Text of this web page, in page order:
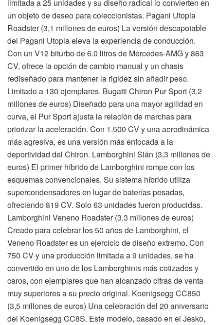
limitada a 25 unidades y su diseño radical lo convierten en
un objeto de deseo para coleccionistas. Pagani Utopia
Roadster (3,1 millones de euros) La versión descapotable
del Pagani Utopia eleva la experiencia de conducción.
Con un V12 biturbo de 6.0 litros de Mercedes-AMG y 863
CV, ofrece la opción de cambio manual y un chasis
rediseñado para mantener la rigidez sin añadir peso.
Limitado a 130 ejemplares. Bugatti Chiron Pur Sport (3,2
millones de euros) Diseñado para una mayor agilidad en
curva, el Pur Sport ajusta la relación de marchas para
priorizar la aceleración. Con 1.500 CV y una aerodinámica
más agresiva, es una versión más enfocada a la
deportividad del Chiron. Lamborghini Sián (3,3 millones de
euros) El primer híbrido de Lamborghini rompe con los
esquemas convencionales. Su sistema híbrido utiliza
supercondensadores en lugar de baterías pesadas,
ofreciendo 819 CV. Solo 63 unidades fueron producidas.
Lamborghini Veneno Roadster (3,3 millones de euros)
Creado para celebrar los 50 años de Lamborghini, el
Veneno Roadster es un ejercicio de diseño extremo. Con
750 CV y una producción limitada a 9 unidades, se ha
convertido en uno de los Lamborghinis más cotizados y
caros, con ejemplares que han alcanzado cifras de venta
muy superiores a su precio original. Koenigsegg CC850
(3,5 millones de euros) Una celebración del 20 aniversario
del Koenigsegg CC8S. Este modelo, basado en el Jesko,